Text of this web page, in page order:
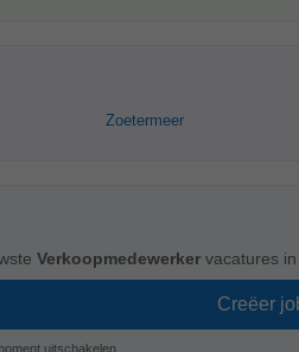
Zoetermeer
Verkoopmedewerker vacatures in
uitschakelen